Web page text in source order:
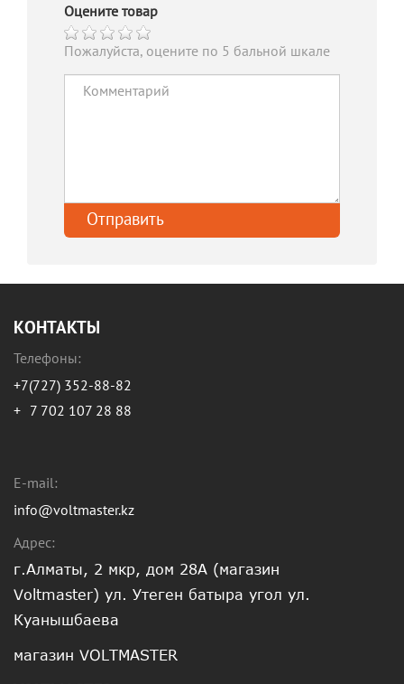
Оцените товар
Пожалуйста, оцените по 5 бальной шкале
КОНТАКТЫ
Телефоны:
+7(727) 352-88-82
+ 7 702 107 28 88
E-mail:
info@voltmaster.kz
Адрес:
г.Алматы, 2 мкр, дом 28А (магазин
Voltmaster) ул. Утеген батыра угол ул.
Куанышбаева
магазин VOLTMASTER